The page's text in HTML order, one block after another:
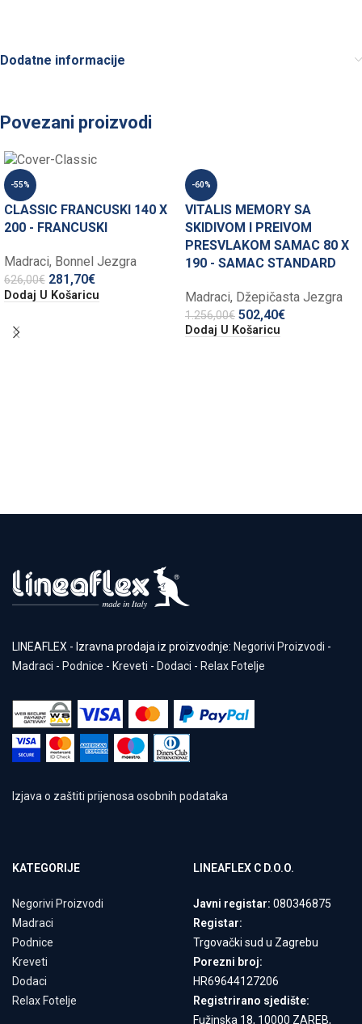
Dodatne informacije
Povezani proizvodi
-55%
CLASSIC FRANCUSKI 140 X
200 - FRANCUSKI
Madraci, Bonnel Jezgra
626,00€ 281,70€
Dodaj U Košaricu
-60%
VITALIS MEMORY SA
SKIDIVOM I PREIVOM
PRESVLAKOM SAMAC 80 X
190 - SAMAC STANDARD
Madraci, Džepičasta Jezgra
1.256,00€ 502,40€
Dodaj U Košaricu
LINEAFLEX - Izravna prodaja iz proizvodnje: Negorivi Proizvodi -
Madraci - Podnice - Kreveti - Dodaci - Relax Fotelje
Izjava o zaštiti prijenosa osobnih podataka
KATEGORIJE
Negorivi Proizvodi
Madraci
Podnice
Kreveti
Dodaci
Relax Fotelje
LINEAFLEX C D.O.O.
Javni registar: 080346875
Registar:
Trgovački sud u Zagrebu
Porezni broj:
HR69644127206
Registrirano sjedište:
Fužinska 18, 10000 ZAREB,